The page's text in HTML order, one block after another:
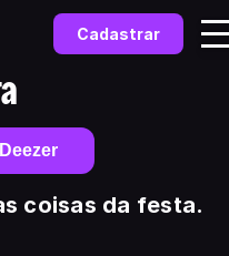
Cadastrar
coisas da festa.